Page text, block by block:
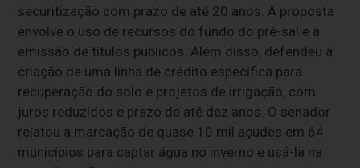
securitização com prazo de até 20 anos. A proposta
envolve o uso de recursos do fundo do pré-sal e a
emissão de títulos públicos. Além disso, defendeu a
criação de uma linha de crédito específica para
recuperação do solo e projetos de irrigação, com
juros reduzidos e prazo de até dez anos. O senador
relatou a marcação de quase 10 mil açudes em 64
municípios para captar água no inverno e usá-la na